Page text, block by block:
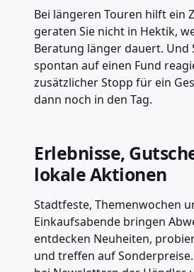
Bei längeren Touren hilft ein
geraten Sie nicht in Hektik,
Beratung länger dauert. Und
spontan auf einen Fund
zusätzlicher Stopp für ein
dann noch in den Tag.
Erlebnisse,
lokale Aktionen
Stadtfeste, Themenwochen
Einkaufsabende bringen
entdecken Neuheiten,
und treffen auf